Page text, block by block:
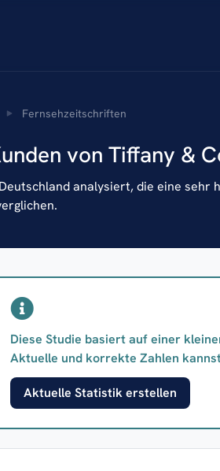
Fernsehzeitschriften
von Tiffany &
analysiert, die eine sehr
Diese Studie basiert auf einer
Aktuelle und korrekte Zahlen
Aktuelle Statistik erstellen